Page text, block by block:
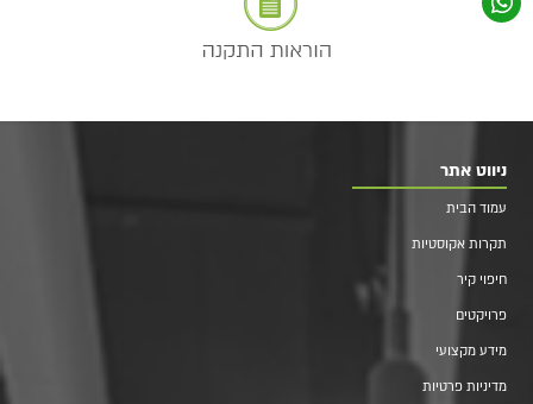
ניווט אתר
עמוד הבית
תקרות אקוסטיות
חיפוי קיר
פרויקטים
מידע מקצועי
מדיניות פרטיות